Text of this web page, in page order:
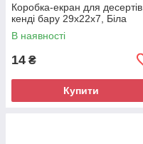
Коробка-екран для десертів,
кенді бару 29х22х7, Біла
В наявності
14 ₴
Купити